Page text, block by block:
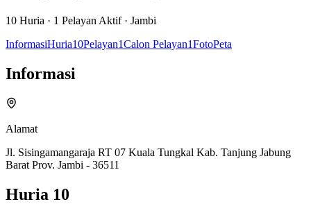
10 Huria · 1 Pelayan Aktif· Jambi
InformasiHuria10Pelayan1Calon Pelayan1FotoPeta
Informasi
Alamat
Jl. Sisingamangaraja RT 07 Kuala Tungkal Kab. Tanjung Jabung
Barat Prov. Jambi - 36511
Huria 10